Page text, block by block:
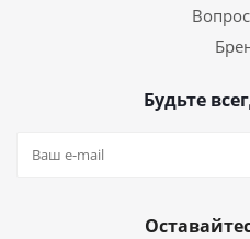
Будьте